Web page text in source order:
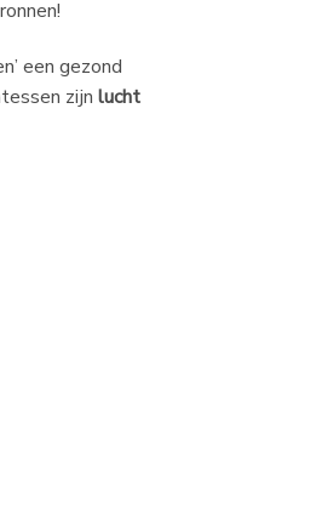
een gezond
zijn lucht